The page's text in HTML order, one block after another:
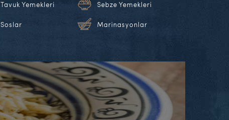
Tavuk Yemekleri Sebze Yemekleri
Soslar Marinasyonlar